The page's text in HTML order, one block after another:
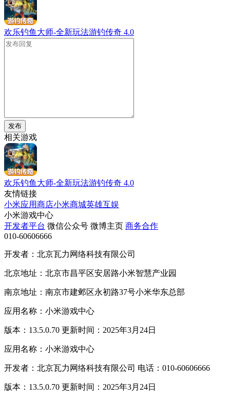
欢乐钓鱼大师-全新玩法游钓传奇 4.0
发布
相关游戏
欢乐钓鱼大师-全新玩法游钓传奇 4.0
友情链接
小米应用商店小米商城英雄互娱
小米游戏中心
开发者平台 微信公众号 微博主页 商务合作
010-60606666
开发者：北京瓦力网络科技有限公司
北京地址：北京市昌平区安居路小米智慧产业园
南京地址：南京市建邺区永初路37号小米华东总部
应用名称：小米游戏中心
版本：13.5.0.70 更新时间：2025年3月24日
应用名称：小米游戏中心
开发者：北京瓦力网络科技有限公司 电话：010-60606666
版本：13.5.0.70 更新时间：2025年3月24日